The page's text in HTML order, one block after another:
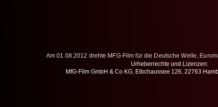
Am 01.08.2012 drehte MFG-Film für die Deutsche Welle,
Urheberrechte und Lizenzen:
MfG-Film GmbH & Co KG, Elbchaussee 126, 22763